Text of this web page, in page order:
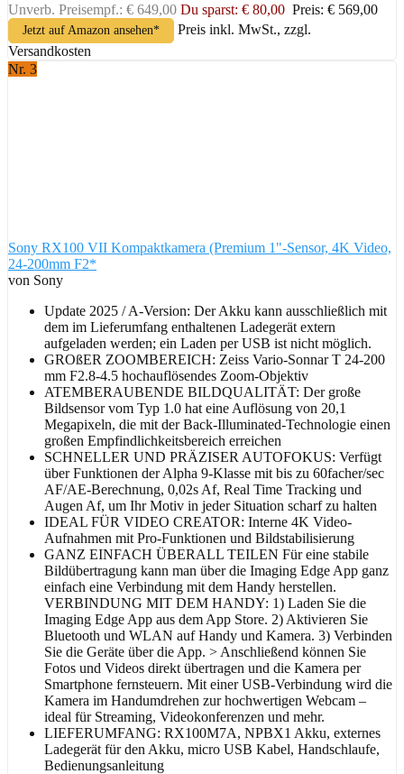
Unverb. Preisempf.: € 649,00 Du sparst: € 80,00 Preis: € 569,00
Jetzt auf Amazon ansehen*
Preis inkl. MwSt., zzgl.
Versandkosten
Nr. 3
Sony RX100 VII Kompaktkamera (Premium 1"-Sensor, 4K Video,
24-200mm F2*
von Sony
Update 2025 / A-Version: Der Akku kann ausschließlich mit
dem im Lieferumfang enthaltenen Ladegerät extern
aufgeladen werden; ein Laden per USB ist nicht möglich.
GROßER ZOOMBEREICH: Zeiss Vario-Sonnar T 24-200
mm F2.8-4.5 hochauflösendes Zoom-Objektiv
ATEMBERAUBENDE BILDQUALITÄT: Der große
Bildsensor vom Typ 1.0 hat eine Auflösung von 20,1
Megapixeln, die mit der Back-Illuminated-Technologie einen
großen Empfindlichkeitsbereich erreichen
SCHNELLER UND PRÄZISER AUTOFOKUS: Verfügt
über Funktionen der Alpha 9-Klasse mit bis zu 60facher/sec
AF/AE-Berechnung, 0,02s Af, Real Time Tracking und
Augen Af, um Ihr Motiv in jeder Situation scharf zu halten
IDEAL FÜR VIDEO CREATOR: Interne 4K Video-
Aufnahmen mit Pro-Funktionen und Bildstabilisierung
GANZ EINFACH ÜBERALL TEILEN Für eine stabile
Bildübertragung kann man über die Imaging Edge App ganz
einfach eine Verbindung mit dem Handy herstellen.
VERBINDUNG MIT DEM HANDY: 1) Laden Sie die
Imaging Edge App aus dem App Store. 2) Aktivieren Sie
Bluetooth und WLAN auf Handy und Kamera. 3) Verbinden
Sie die Geräte über die App. > Anschließend können Sie
Fotos und Videos direkt übertragen und die Kamera per
Smartphone fernsteuern. Mit einer USB-Verbindung wird die
Kamera im Handumdrehen zur hochwertigen Webcam –
ideal für Streaming, Videokonferenzen und mehr.
LIEFERUMFANG: RX100M7A, NPBX1 Akku, externes
Ladegerät für den Akku, micro USB Kabel, Handschlaufe,
Bedienungsanleitung